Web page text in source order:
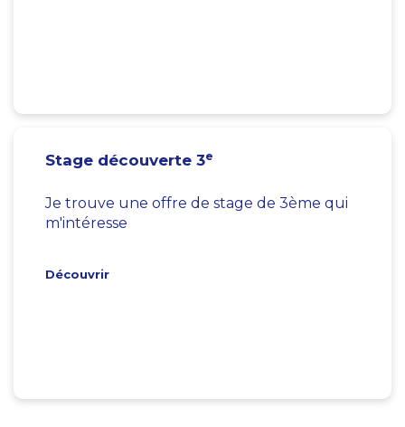
Stage découverte 3e
Je trouve une offre de stage de 3ème qui
m'intéresse
Découvrir